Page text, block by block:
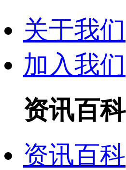
关于我们
加入我们
资讯百科
资讯百科